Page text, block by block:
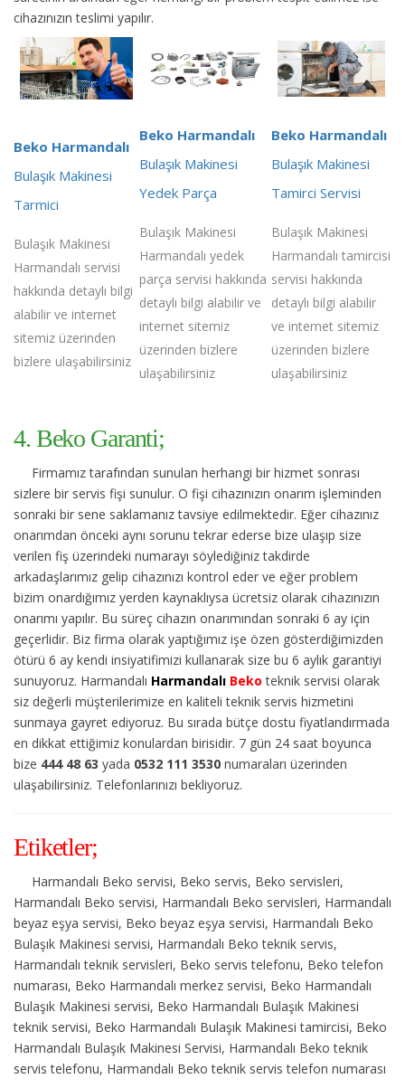
cihazınızın teslimi yapılır.
Beko Harmandalı
Bulaşık Makinesi
Tarmici
Bulaşık Makinesi
Harmandalı servisi
hakkında detaylı bilgi
alabilir ve internet
sitemiz üzerinden
bizlere ulaşabilirsiniz
Beko Harmandalı
Bulaşık Makinesi
Yedek Parça
Bulaşık Makinesi
Harmandalı yedek
parça servisi hakkında
detaylı bilgi alabilir ve
internet sitemiz
üzerinden bizlere
ulaşabilirsiniz
Beko Harmandalı
Bulaşık Makinesi
Tamirci Servisi
Bulaşık Makinesi
Harmandalı tamircisi
servisi hakkında
detaylı bilgi alabilir
ve internet sitemiz
üzerinden bizlere
ulaşabilirsiniz
4. Beko Garanti;
Firmamız tarafından sunulan herhangi bir hizmet sonrası
sizlere bir servis fişi sunulur. O fişi cihazınızın onarım işleminden
sonraki bir sene saklamanız tavsiye edilmektedir. Eğer cihazınız
onarımdan önceki aynı sorunu tekrar ederse bize ulaşıp size
verilen fiş üzerindeki numarayı söylediğiniz takdirde
arkadaşlarımız gelip cihazınızı kontrol eder ve eğer problem
bizim onardığımız yerden kaynaklıysa ücretsiz olarak cihazınızın
onarımı yapılır. Bu süreç cihazın onarımından sonraki 6 ay için
geçerlidir. Biz firma olarak yaptığımız işe özen gösterdiğimizden
ötürü 6 ay kendi insiyatifimizi kullanarak size bu 6 aylık garantiyi
sunuyoruz. Harmandalı Harmandalı Bekoteknik servisi olarak
siz değerli müşterilerimize en kaliteli teknik servis hizmetini
sunmaya gayret ediyoruz. Bu sırada bütçe dostu fiyatlandırmada
en dikkat ettiğimiz konulardan birisidir. 7 gün 24 saat boyunca
bize 444 48 63 yada 0532 111 3530 numaraları üzerinden
ulaşabilirsiniz. Telefonlarınızı bekliyoruz.
Etiketler;
Harmandalı Beko servisi, Beko servis, Beko servisleri,
Harmandalı Beko servisi, Harmandalı Beko servisleri, Harmandalı
beyaz eşya servisi, Beko beyaz eşya servisi, Harmandalı Beko
Bulaşık Makinesi servisi, Harmandalı Beko teknik servis,
Harmandalı teknik servisleri, Beko servis telefonu, Beko telefon
numarası, Beko Harmandalı merkez servisi, Beko Harmandalı
Bulaşık Makinesi servisi, Beko Harmandalı Bulaşık Makinesi
teknik servisi, Beko Harmandalı Bulaşık Makinesi tamircisi, Beko
Harmandalı Bulaşık Makinesi Servisi, Harmandalı Beko teknik
servis telefonu, Harmandalı Beko teknik servis telefon numarası